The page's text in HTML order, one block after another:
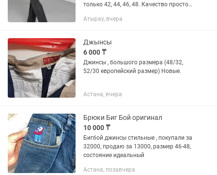
только 42, 44, 46, 48. Качество просто
Атырау, вчера
Джынсы
6 000 ₸
Джинсы , большого размера (48/32,
52/30 европейский размер) Новые.
Астана, вчера
Брюки Биг Бой оригинал
10 000 ₸
Бигбой джинсы стильные , покупали за
32000, продаю за 13000, размер 46-48,
состояние идеальный
Астана, позавчера